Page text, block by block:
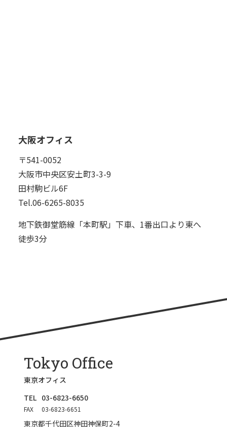
大阪オフィス
〒541-0052
大阪市中央区安土町3-3-9
田村駒ビル6F
Tel.06-6265-8035
地下鉄御堂筋線「本町駅」下車、1番出口より東へ
徒歩3分
Tokyo Office
東京オフィス
TEL 03-6823-6650
FAX 03-6823-6651
東京都千代田区神田神保町2-4